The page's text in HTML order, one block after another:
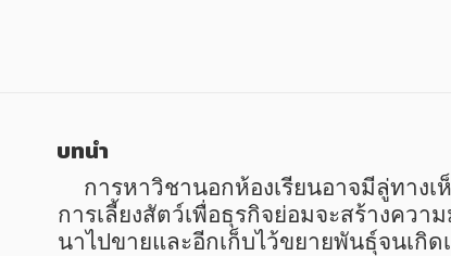
การ์ตูนความรู้ การ์ตูน
การ์ตูนมังงะ (Manga)
การ์ตูนความรู้ การ์ตูน
การ์ตูนมังงะ (Manga)
บทนำ
การหาวิชานอกห้องเรียนอาจมีลู่ทางเ
การเลี้ยงสัตว์เพื่อธุรกิจย่อมจะสร้างควา
นาไปขายและอีกเก็บไว้ขยายพันธุ์จนเกิ